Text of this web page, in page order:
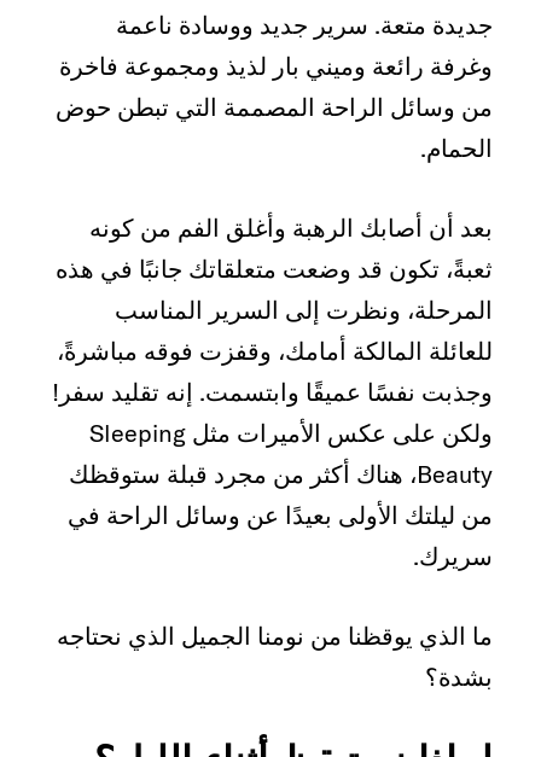
جديدة متعة. سرير جديد ووسادة ناعمة
وغرفة رائعة وميني بار لذيذ ومجموعة فاخرة
من وسائل الراحة المصممة التي تبطن حوض
الحمام.
بعد أن أصابك الرهبة وأغلق الفم من كونه
ثعبةً، تكون قد وضعت متعلقاتك جانبًا في هذه
المرحلة، ونظرت إلى السرير المناسب
للعائلة المالكة أمامك، وقفزت فوقه مباشرةً،
وجذبت نفسًا عميقًا وابتسمت. إنه تقليد سفر!
ولكن على عكس الأميرات مثل Sleeping
Beauty، هناك أكثر من مجرد قبلة ستوقظك
من ليلتك الأولى بعيدًا عن وسائل الراحة في
سريرك.
ما الذي يوقظنا من نومنا الجميل الذي نحتاجه
بشدة؟